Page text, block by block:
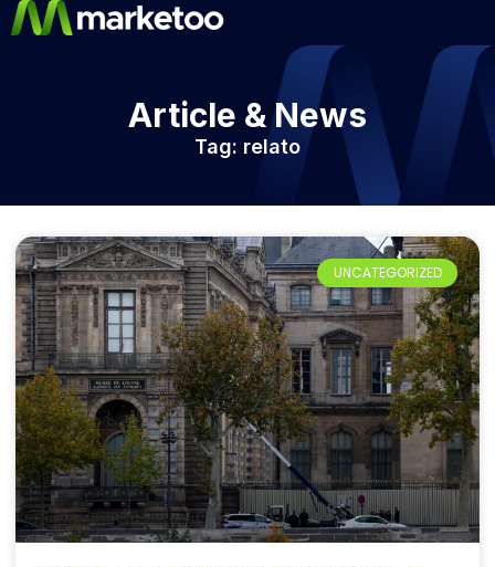
Article & News
Tag: relato
UNCATEGORIZED